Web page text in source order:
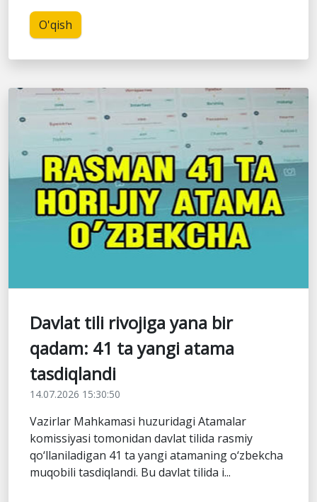
O'qish
Davlat tili rivojiga yana bir
qadam: 41 ta yangi atama
tasdiqlandi
14.07.2026 15:30:50
Vazirlar Mahkamasi huzuridagi Atamalar
komissiyasi tomonidan davlat tilida rasmiy
qo‘llaniladigan 41 ta yangi atamaning o‘zbekcha
muqobili tasdiqlandi. Bu davlat tilida i...